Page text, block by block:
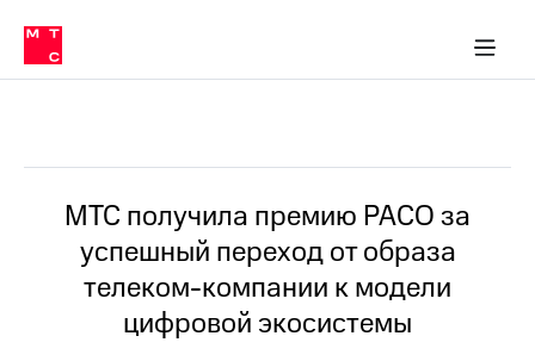
Медиа-центр
и акционерам
Устойчивое развитие
Комплаенс и деловая этика
компании
Карьера
История
компании
Руководство
региона
в МТС
Пресс-
релизы
МТС
о технологиях
МТС получила премию РАСО за
успешный переход от образа
телеком-компании к модели
цифровой экосистемы